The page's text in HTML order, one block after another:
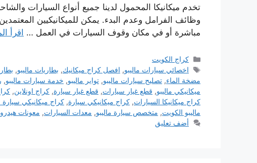
تخدم ميكانيكا المحمول لدينا جميع أنواع السيارات
وظائف الفرامل وعدم البدء. يمكن للميكانيكيين
مباشرة أو في مكان وقوف السيارات في العمل …
اقرأ
التصنيفات
كراج الكويت
الوسوم
اخصائي سيارات ماليبو, افصل كراج ميكانيك, بطاريات ماليبو,
مضخة الماء, تصليح سيارات ماليبو, تواير ماليبو, خدمة سيارات ماليبو,
ميكانيكي ماليبو, قطع غيار سيارات, قطع غيار سيارة, كراج اونلاين,
كراج ميكانيكا السيارات, كراج ميكانيكي سيارة, كراج ميكانيكي سيارة
ماليبو الكويت, متخصص سيارة ماليبو, معدات السيارات, معونات
أضف تعليق